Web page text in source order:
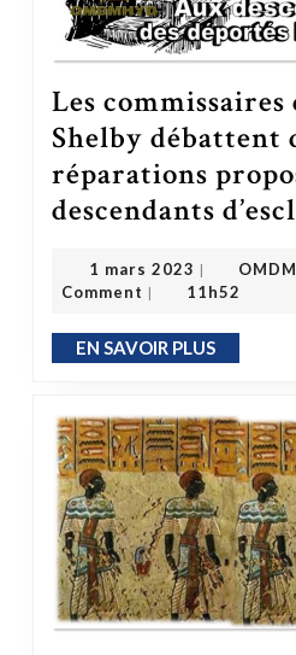
Les
Shelby débattent
réparations
descendants
1 mars 2023 |
Comment | 11h52
EN SAVOIR PLUSEN SAVOIR PLUS